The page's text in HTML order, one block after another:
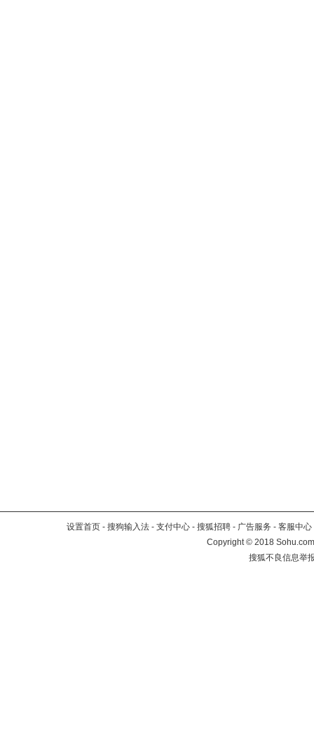
设置首页 - 搜狗输入法 - 支付中心 - 搜狐招聘 - 广告服务 - 客服中心
Copyright©2018
搜狐不良信息举